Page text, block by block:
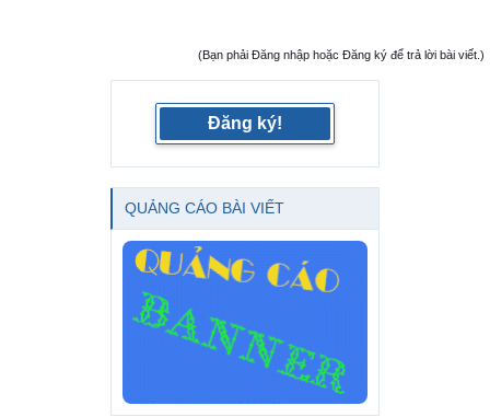
(Bạn phải Đăng nhập hoặc Đăng ký để trả lời bài viết.)
Đăng ký!
QUẢNG CÁO BÀI VIẾT